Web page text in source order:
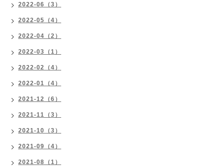
2022-06（3）
2022-05（4）
2022-04（2）
2022-03（1）
2022-02（4）
2022-01（4）
2021-12（6）
2021-11（3）
2021-10（3）
2021-09（4）
2021-08（1）